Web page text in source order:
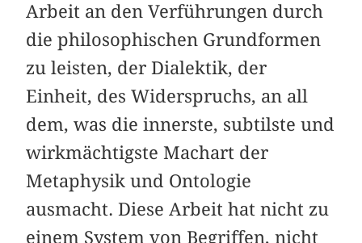
Arbeit an den Verführungen durch
die philosophischen Grundformen
zu leisten, der Dialektik, der
Einheit, des Widerspruchs, an all
dem, was die innerste, subtilste und
wirkmächtigste Machart der
Metaphysik und Ontologie
ausmacht. Diese Arbeit hat nicht zu
einem System von Begriffen, nicht